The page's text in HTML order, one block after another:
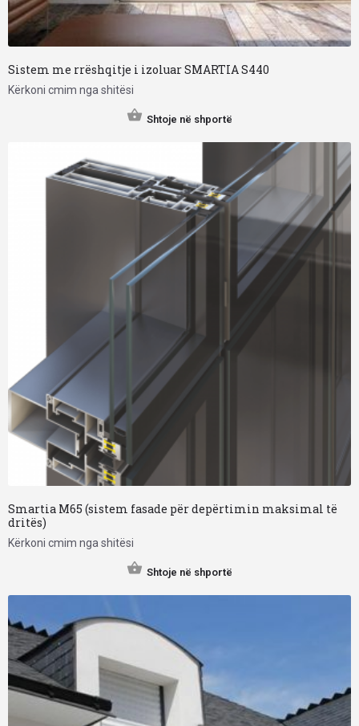
Sistem me rrëshqitje i izoluar SMARTIA S440
Kërkoni cmim nga shitësi
Shtoje në shportë
Smartia M65 (sistem fasade për depërtimin maksimal të
dritës)
Kërkoni cmim nga shitësi
Shtoje në shportë